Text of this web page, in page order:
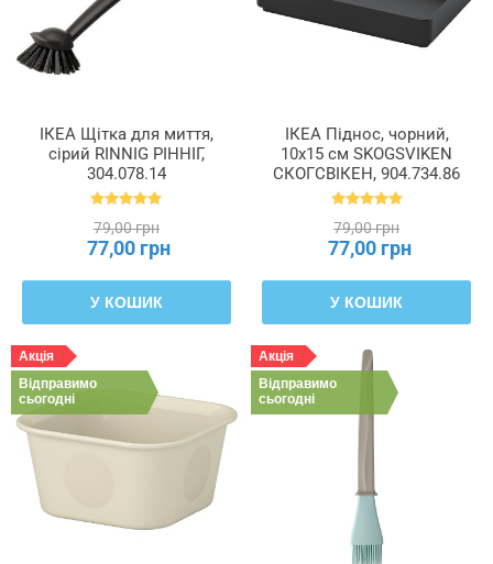
ІКЕА Щітка для миття,
сірий RINNIG РІННІГ,
304.078.14
79,00 грн
77,00 грн
У КОШИК
ІКЕА Піднос, чорний,
10x15 см SKOGSVIKEN
СКОГСВІКЕН, 904.734.86
79,00 грн
77,00 грн
У КОШИК
Акція
Відправимо
сьогодні
Акція
Відправимо
сьогодні